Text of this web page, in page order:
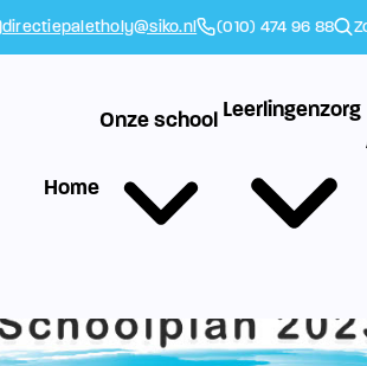
directiepaletholy@siko.nl (010) 474 96 88
Home
Onze school Leerlingenzorg